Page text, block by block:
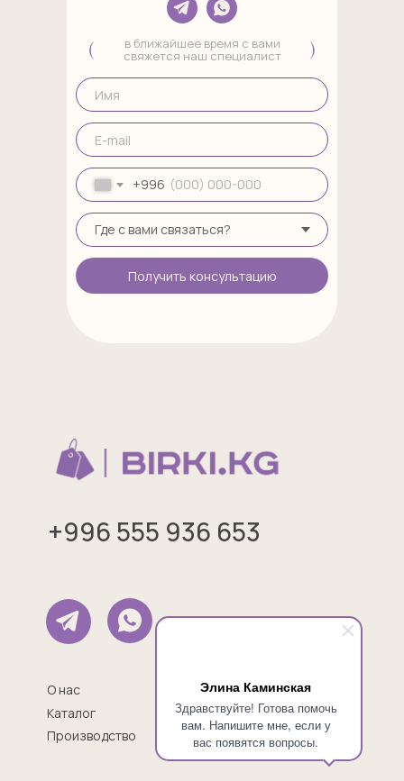
Элина Каминская
Здравствуйте! Готова помочь
вам. Напишите мне, если у
вас появятся вопросы.
в ближайшее время с вами
свяжется наш специалист
+996
Получить консультацию
+996 555 936 653
Каталог
Контакты
Калькулятор
Производство
О нас Оплата и доставка